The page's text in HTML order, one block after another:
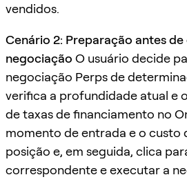
vendidos.
Cenário 2: Preparação antes
negociação O usuário decide
negociação Perps de
verifica a profundidade atual e
de taxas de financiamento no
momento de entrada e o custo
posição e, em seguida, clica
correspondente e executar a